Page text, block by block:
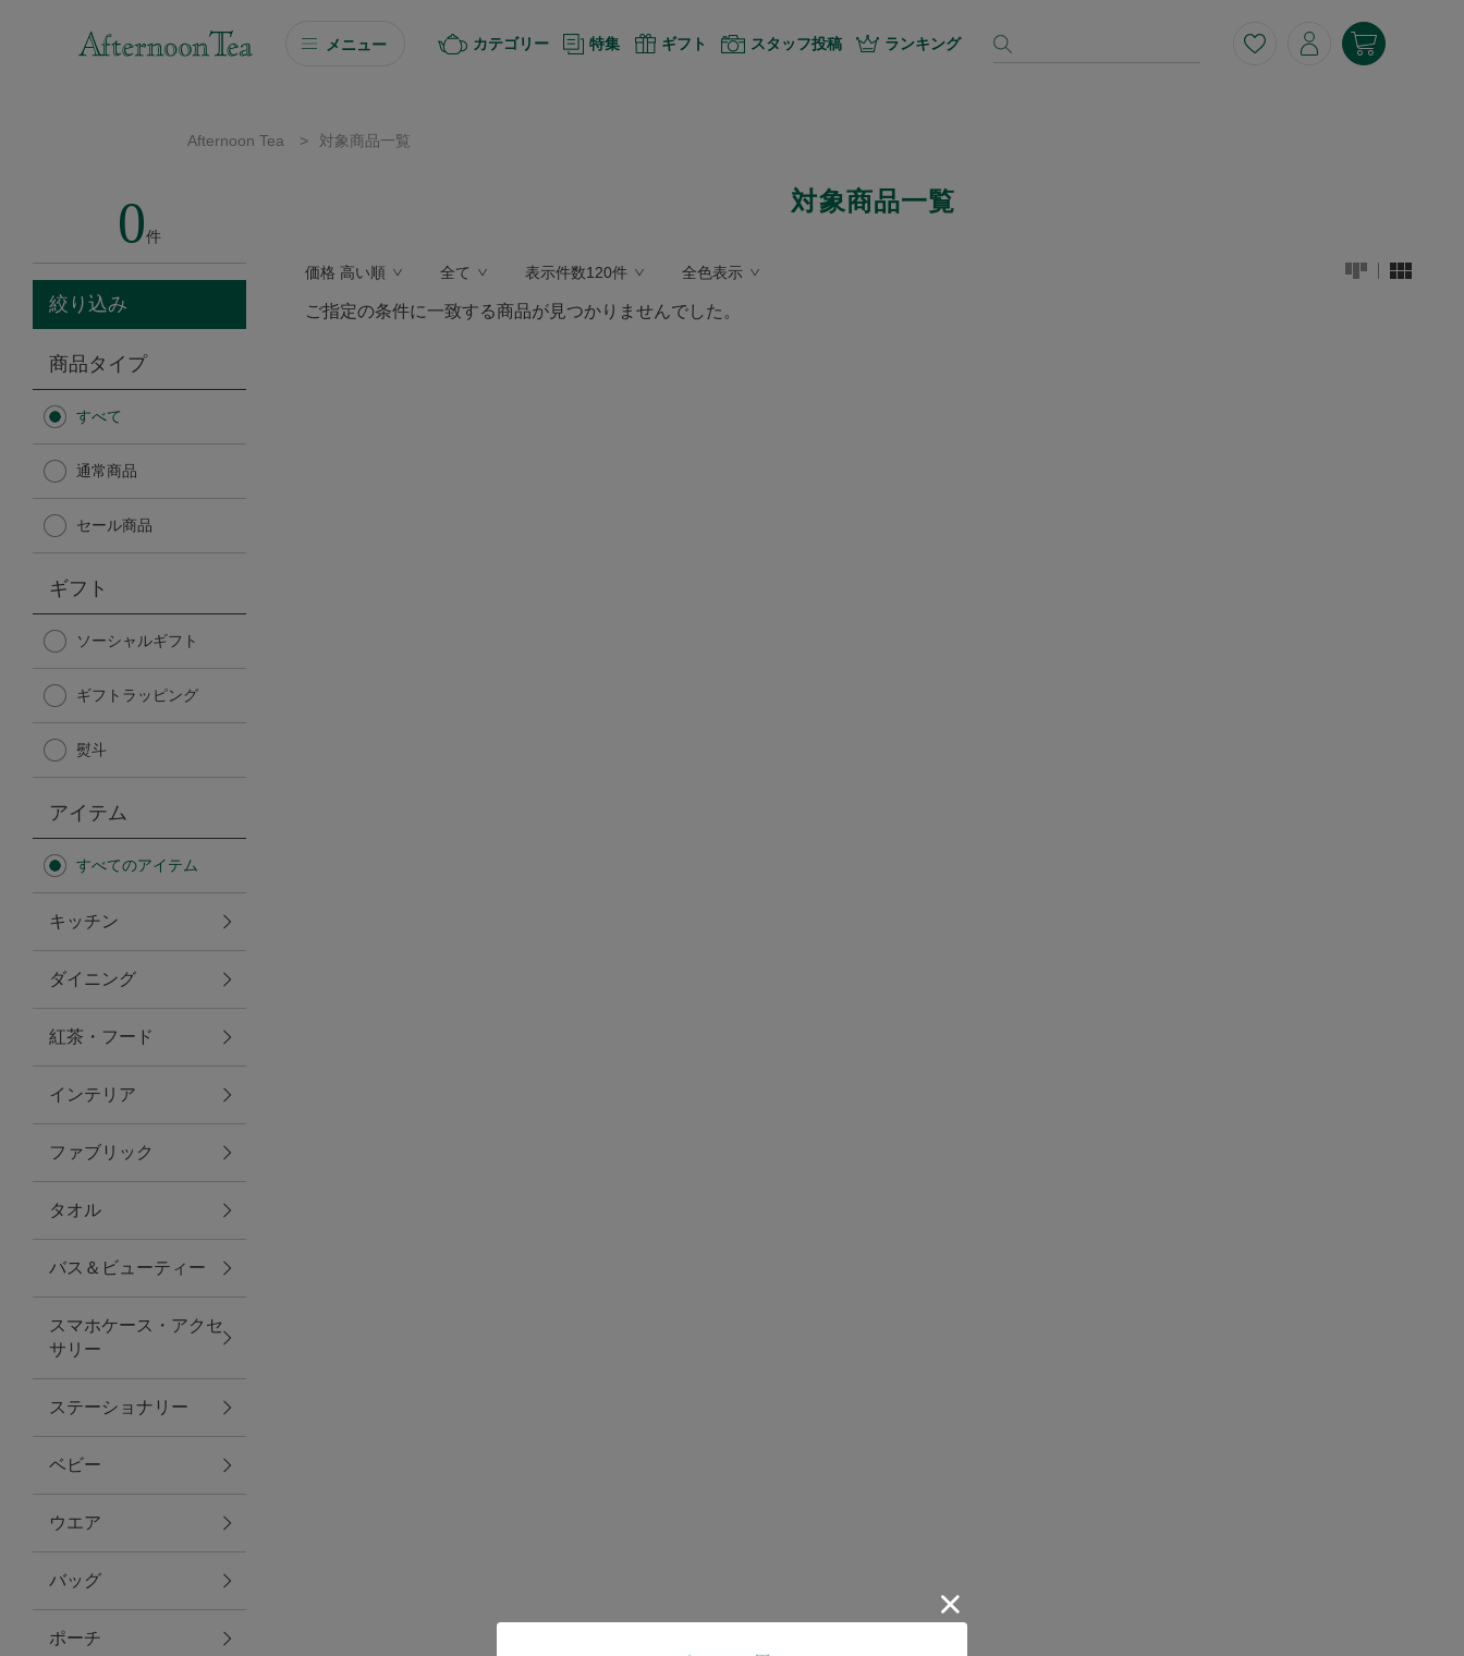
メニュー
ソーシャルギフト
カタログギフト
Afternoon Tea TEAROOM
Afternoon Tea TEAROOM
日傘
保冷バッグ
無重力シリーズ
トラベルグッズ
ランチ
バッグ
キッチン・ダイニング
ダイニング
キッチン
ファブリック
グリーン
バス＆ビューティー
カテゴリー 特集 ギフト スタッフ投稿 ランキング
Afternoon Tea > 対象商品一覧
0件
絞り込み
商品タイプ
すべて
通常商品
セール商品
ギフト
ソーシャルギフト
ギフトラッピング
熨斗
アイテム
すべてのアイテム
キッチン
ダイニング
紅茶・フード
インテリア
ファブリック
タオル
バス＆ビューティー
スマホケース・アクセ
サリー
ステーショナリー
ベビー
ウエア
バッグ
ポーチ
対象商品一覧
価格 高い順 全て 表示件数120件 全色表示
ご指定の条件に一致する商品が見つかりませんでした。